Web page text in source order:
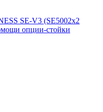
SE-V3 (SE5002х2
опции-стойки